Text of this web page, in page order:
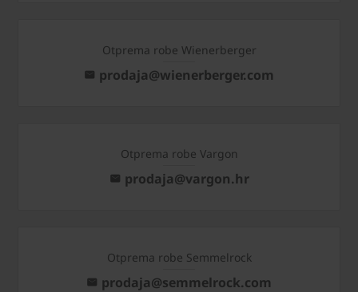
Otprema robe Wienerberger
prodaja@wienerberger.com
Otprema robe Vargon
prodaja@vargon.hr
Otprema robe Semmelrock
prodaja@semmelrock.com